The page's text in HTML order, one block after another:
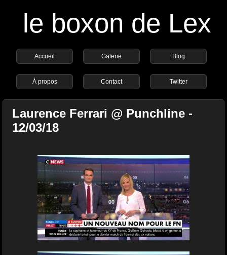
le boxon de Lex
Accueil Galerie Blog
À propos Contact Twitter
Laurence Ferrari @ Punchline -
12/03/18